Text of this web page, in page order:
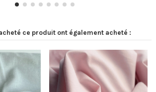
ce produit ont également acheté :